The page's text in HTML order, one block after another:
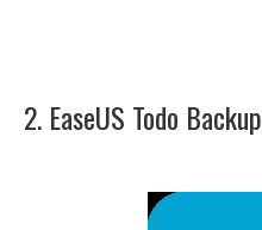
2. EaseUS Todo Backup